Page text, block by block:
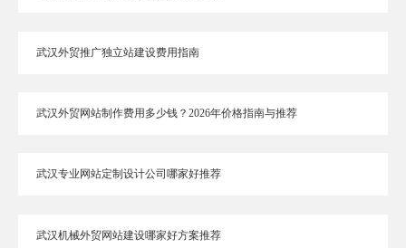
武汉外贸推广独立站建设费用指南
武汉外贸网站制作费用多少钱？2026年价格指南与推荐
武汉专业网站定制设计公司哪家好推荐
武汉机械外贸网站建设哪家好方案推荐